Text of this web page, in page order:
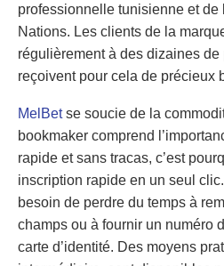
professionnelle tunisienne et de
Nations. Les clients de la
régulièrement à des dizaines
reçoivent pour cela de précieux
MelBetse soucie de la
bookmaker comprend
rapide et sans tracas, c’est
inscription rapide en un seul
besoin de perdre du temps à
champs ou à fournir un numéro
carte d’identité. Des moyens